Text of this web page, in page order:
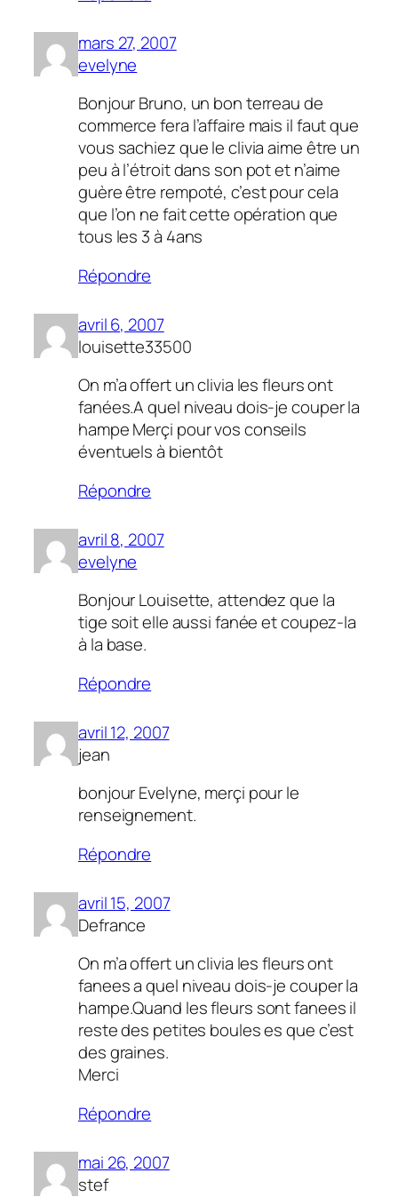
mars 27, 2007
evelyne
Bonjour Bruno, un bon terreau de
commerce fera l’affaire mais il faut que
vous sachiez que le clivia aime être un
peu à l’étroit dans son pot et n’aime
guère être rempoté, c’est pour cela
que l’on ne fait cette opération que
tous les 3 à 4ans
Répondre
avril 6, 2007
louisette33500
On m’a offert un clivia les fleurs ont
fanées.A quel niveau dois-je couper la
hampe Merçi pour vos conseils
éventuels à bientôt
Répondre
avril 8, 2007
evelyne
Bonjour Louisette, attendez que la
tige soit elle aussi fanée et coupez-la
à la base.
Répondre
avril 12, 2007
jean
bonjour Evelyne, merçi pour le
renseignement.
Répondre
avril 15, 2007
Defrance
On m’a offert un clivia les fleurs ont
fanees a quel niveau dois-je couper la
hampe.Quand les fleurs sont fanees il
reste des petites boules es que c’est
des graines.
Merci
Répondre
mai 26, 2007
stef